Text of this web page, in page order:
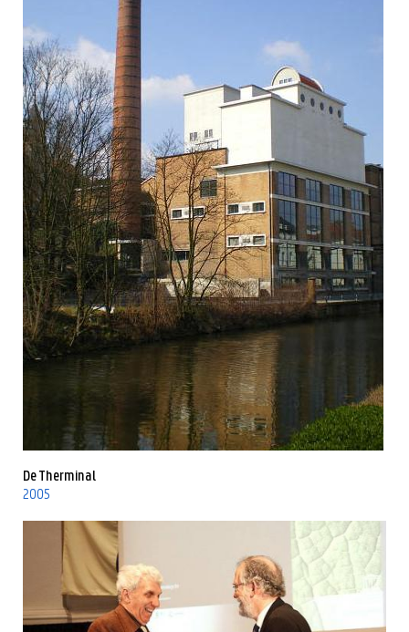
De Therminal
2005